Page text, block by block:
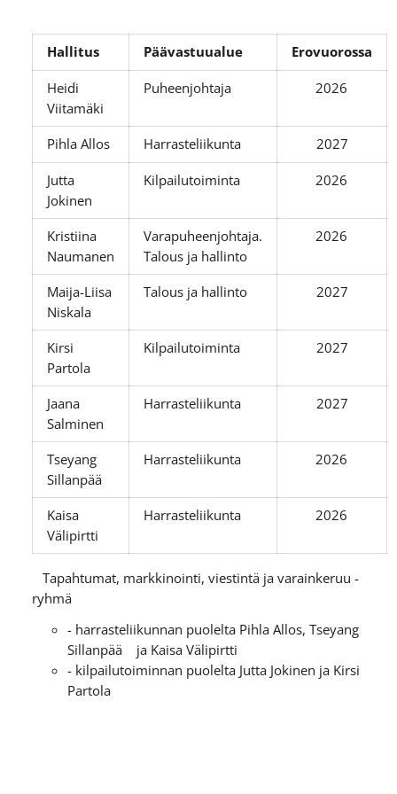
Hallitus Päävastuualue Erovuorossa
Heidi
Viitamäki
Puheenjohtaja 2026
Pihla Allos Harrasteliikunta 2027
Jutta
Jokinen
Kilpailutoiminta 2026
Kristiina
Naumanen
Varapuheenjohtaja.
Talous ja hallinto
2026
Maija-Liisa
Niskala
Talous ja hallinto 2027
Kirsi
Partola
Kilpailutoiminta 2027
Jaana
Salminen
Harrasteliikunta 2027
Tseyang
Sillanpää
Harrasteliikunta 2026
Kaisa
Välipirtti
Harrasteliikunta 2026
Tapahtumat, markkinointi, viestintä ja varainkeruu -
ryhmä
- harrasteliikunnan puolelta Pihla Allos, Tseyang
Sillanpää ja Kaisa Välipirtti
- kilpailutoiminnan puolelta Jutta Jokinen ja Kirsi
Partola